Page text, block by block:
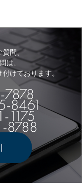
質問、
は、
けております。